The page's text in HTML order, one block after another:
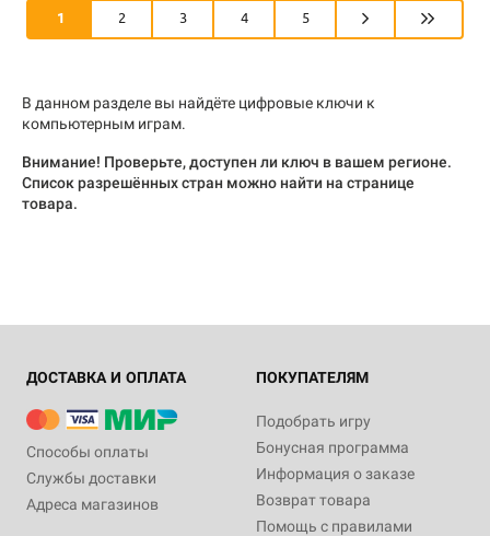
1 2 3 4 5
В данном разделе вы найдёте цифровые ключи к
компьютерным играм.
Внимание! Проверьте, доступен ли ключ в вашем регионе.
Список разрешённых стран можно найти на странице
товара.
ДОСТАВКА И ОПЛАТА
Способы оплаты
Службы доставки
Адреса магазинов
ПОКУПАТЕЛЯМ
Подобрать игру
Бонусная программа
Информация о заказе
Возврат товара
Помощь с правилами